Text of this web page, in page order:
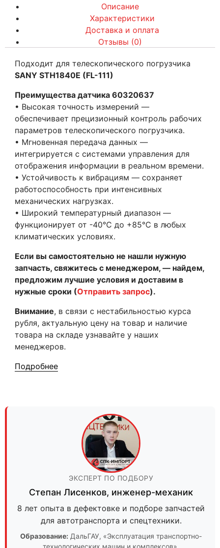
Описание
Характеристики
Доставка и оплата
Отзывы (0)
Подходит для телескопического погрузчика
SANY STH1840E (FL-111)
Преимущества датчика 60320637
• Высокая точность измерений —
обеспечивает прецизионный контроль рабочих
параметров телескопического погрузчика.
• Мгновенная передача данных —
интегрируется с системами управления для
отображения информации в реальном времени.
• Устойчивость к вибрациям — сохраняет
работоспособность при интенсивных
механических нагрузках.
• Широкий температурный диапазон —
функционирует от -40°C до +85°C в любых
климатических условиях.
Если вы самостоятельно не нашли нужную
запчасть, свяжитесь с менеджером, — найдем,
предложим лучшие условия и доставим в
нужные сроки (Отправить запрос).
Внимание, в связи с нестабильностью курса
рубля, актуальную цену на товар и наличие
товара на складе узнавайте у наших
менеджеров.
Подробнее
ЭКСПЕРТ ПО ПОДБОРУ
Степан Лисенков, инженер-механик
8 лет опыта в дефектовке и подборе запчастей
для автотранспорта и спецтехники.
Образование: ДальГАУ, «Эксплуатация транспортно-
технологических машин и комплексов».